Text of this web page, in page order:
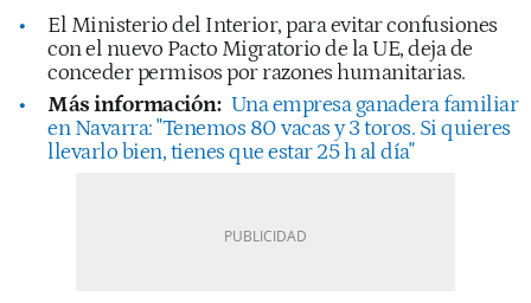
El Ministerio del Interior, para evitar confusiones
con el nuevo Pacto Migratorio de la UE, deja de
conceder permisos por razones humanitarias.
Más información: Una empresa ganadera familiar
en Navarra: "Tenemos 80 vacas y 3 toros. Si quieres
llevarlo bien, tienes que estar 25 h al día"